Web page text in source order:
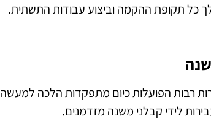
כל תקופת ההקמה וביצוע עבודות התשתית.
רבות הפועלות כיום מתפקדות הלכה למעשה
לידי קבלני משנה מזדמנים.